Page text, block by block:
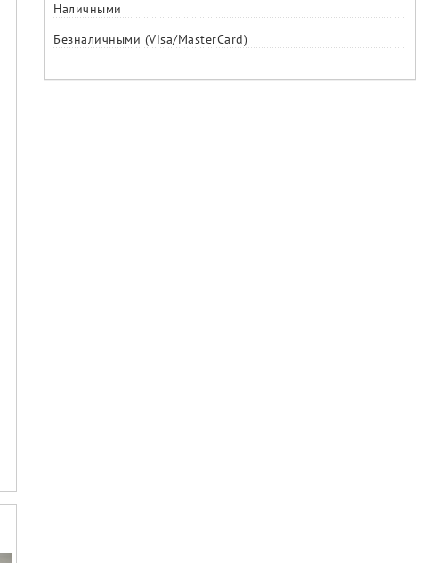
Наличными
Безналичными (Visa/MasterCard)